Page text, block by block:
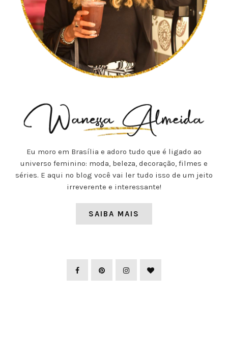
Eu moro em Brasília e adoro tudo que é ligado ao
universo feminino: moda, beleza, decoração, filmes e
séries. E aqui no blog você vai ler tudo isso de um jeito
irreverente e interessante!
SAIBA MAIS